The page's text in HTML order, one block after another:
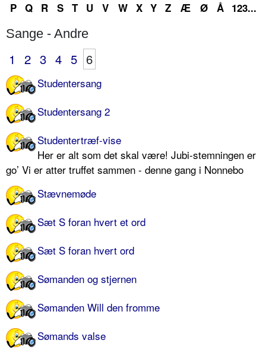
P Q R S T U V W X Y Z Æ Ø Å 123...
Sange - Andre
1 2 3 4 5 6
Studentersang
Studentersang 2
Studentertræf-vise
Her er alt som det skal være! Jubi-stemningen er
go’ Vi er atter truffet sammen - denne gang i Nonnebo
Stævnemøde
Sæt S foran hvert et ord
Sæt S foran hvert ord
Sømanden og stjernen
Sømanden Will den fromme
Sømands valse